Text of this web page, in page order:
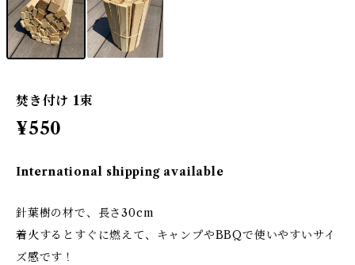
焚き付け 1束
¥550
International shipping available
針葉樹の材で、長さ30cm
着火するとすぐに燃えて、キャンプやBBQで使いやすいサイ
ズ感です！